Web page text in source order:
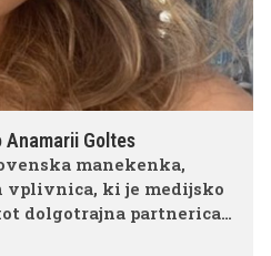
Goltes
manekenka,
vplivnica, ki je medijsko
dolgotrajna partnerica
enega najbolj znanih